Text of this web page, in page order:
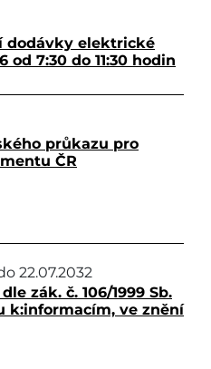
dodávky elektrické
od 7:30 do 11:30 hodin
průkazu pro
ČR
22.07.2032
zák. č. 106/1999 Sb.
k:informacím, ve znění